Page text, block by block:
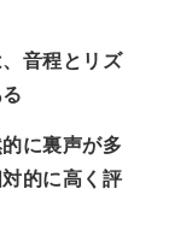
音程とリズ
に裏声が多
的に高く評